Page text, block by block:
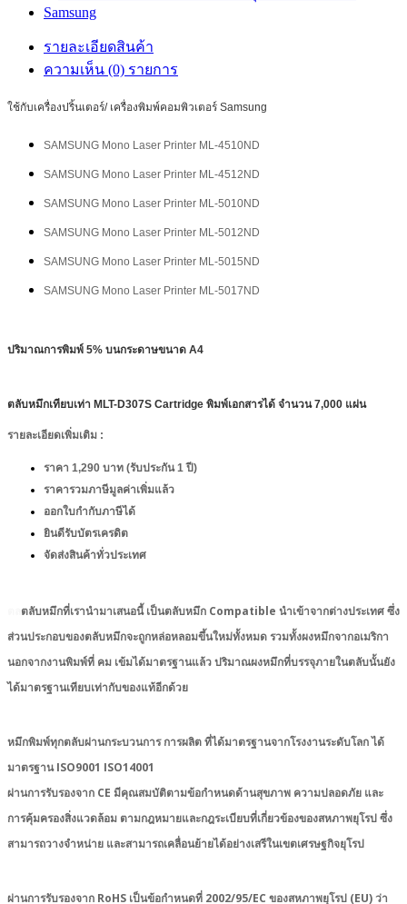
รายละเอียดสินค้า
ความเห็น (0) รายการ
ใช้กับเครื่องปริ้นเตอร์/ เครื่องพิมพ์คอมพิวเตอร์ Samsung
SAMSUNG Mono Laser Printer ML-4510ND
SAMSUNG Mono Laser Printer ML-4512ND
SAMSUNG Mono Laser Printer ML-5010ND
SAMSUNG Mono Laser Printer ML-5012ND
SAMSUNG Mono Laser Printer ML-5015ND
SAMSUNG Mono Laser Printer ML-5017ND
ปริมาณการพิมพ์ 5% บนกระดาษขนาด A4
ตลับหมึกเทียบเท่า MLT-D307S Cartridge พิมพ์เอกสารได้ จำนวน 7,000 แผ่น
รายละเอียดเพิ่มเติม :
ราคา 1,290 บาท (รับประกัน 1 ปี)
ราคารวมภาษีมูลค่าเพิ่มแล้ว
ออกใบกำกับภาษีได้
ยินดีรับบัตรเครดิต
จัดส่งสินค้าทั่วประเทศ
ตลับหมึกที่เรานำมาเสนอนี้ เป็นตลับหมึก Compatible นำเข้าจากต่างประเทศ ซึ่ง
ส่วนประกอบของตลับหมึกจะถูกหล่อหลอมขึ้นใหม่ทั้งหมด รวมทั้งผงหมึกจากอเมริกา
นอกจากงานพิมพ์ที่ คม เข้มได้มาตรฐานแล้ว ปริมาณผงหมึกที่บรรจุภายในตลับนั้นยัง
ได้มาตรฐานเทียบเท่ากับของแท้อีกด้วย
หมึกพิมพ์ทุกตลับผ่านกระบวนการ การผลิต ที่ได้มาตรฐานจากโรงงานระดับโลก ได้
มาตรฐาน ISO9001 ISO14001
ผ่านการรับรองจาก CE มีคุณสมบัติตามข้อกำหนดด้านสุขภาพ ความปลอดภัย และ
การคุ้มครองสิ่งแวดล้อม ตามกฎหมายและกฎระเบียบที่เกี่ยวข้องของสหภาพยุโรป ซึ่ง
สามารถวางจำหน่าย และสามารถเคลื่อนย้ายได้อย่างเสรีในเขตเศรษฐกิจยุโรป
ผ่านการรับรองจาก RoHS เป็นข้อกำหนดที่ 2002/95/EC ของสหภาพยุโรป (EU) ว่า